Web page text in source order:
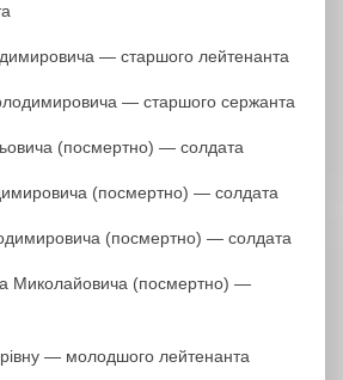
— старшого лейтенанта
— старшого сержанта
(посмертно) — солдата
(посмертно) — солдата
(посмертно) — солдата
Миколайовича (посмертно) —
— молодшого лейтенанта